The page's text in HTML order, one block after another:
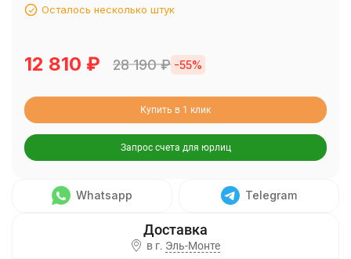
Осталось несколько штук
12 810 ₽ 28 190₽ -55%
Купить в 1 клик
Запрос счета для юрлиц
Whatsapp Telegram
в г. Эль-Монте